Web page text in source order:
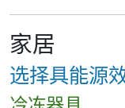
家居
选择具能源